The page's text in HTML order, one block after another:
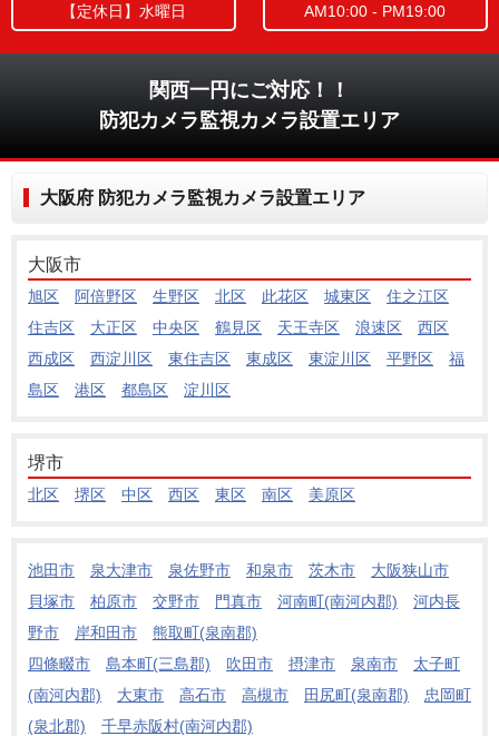
【定休日】水曜日 AM10:00 - PM19:00
関西一円にご対応！！
防犯カメラ監視カメラ設置エリア
大阪府 防犯カメラ監視カメラ設置エリア
大阪市
旭区 阿倍野区 生野区 北区 此花区 城東区
住之江区
住吉区
大正区 中央区 鶴見区 天王寺区 浪速区
西区
西成区
西淀川区 東住吉区 東成区 東淀川区 平野区
福
島区
港区 都島区 淀川区
堺市
北区 堺区 中区 西区 東区 南区 美原区
池田市 泉大津市 泉佐野市 和泉市 茨木市
大阪狭山市
貝塚市
柏原市 交野市 門真市 河南町(南河内郡)
河内長
野市
岸和田市
熊取町(泉南郡)
四條畷市
島本町(三島郡) 吹田市 摂津市 泉南市
太子町
(南河内郡)
大東市 高石市 高槻市 田尻町(泉南郡)
忠岡町
(泉北郡)
千早赤阪村(南河内郡)